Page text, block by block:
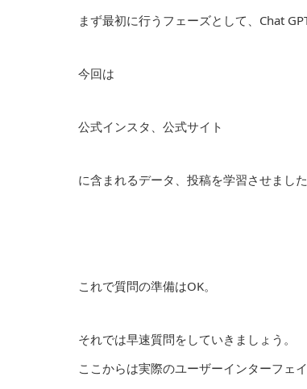
まず最初に行うフェーズとして、Chat
今回は
公式インスタ、公式サイト
に含まれるデータ、投稿を学習させました
これで質問の準備はOK。
それでは早速質問をしていきましょう。
ここからは実際のユーザーインターフェ